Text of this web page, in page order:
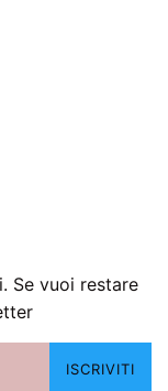
Se vuoi restare
ISCRIVITI